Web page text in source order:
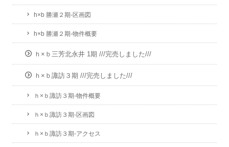
h×b 勝瀬２期-区画図
h×b 勝瀬２期-物件概要
ｈ×ｂ三芳北永井 1期 ///完売しました///
ｈ×ｂ諏訪３期 ///完売しました///
ｈ×ｂ諏訪３期-物件概要
ｈ×ｂ諏訪３期-区画図
ｈ×ｂ諏訪３期-アクセス